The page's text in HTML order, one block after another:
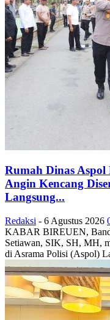
Rumah Dinas
Angin Kencang
Langsung...
Redaksi - 6 Agustus 2026
KABAR BIREUEN,
Setiawan, SIK, SH, MH,
di Asrama Polisi (Aspol)